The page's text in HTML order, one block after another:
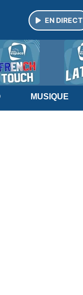
EN DIRECT
MUSIQUE